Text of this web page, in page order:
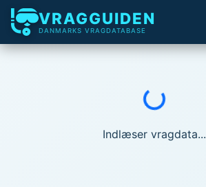
VRAGGUIDEN
DANMARKS VRAGDATABASE
Indlæser...
Indlæser vragdata...